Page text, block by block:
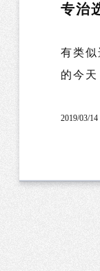
专治
有类
的今
2019/03/14